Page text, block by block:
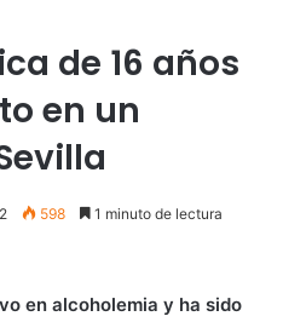
de 16 años
en un
598 1 minuto de lectura
en alcoholemia y ha sido